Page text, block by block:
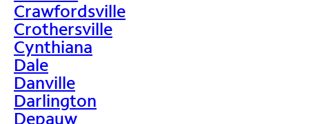
Crawfordsville
Crothersville
Cynthiana
Dale
Danville
Darlington
Depauw